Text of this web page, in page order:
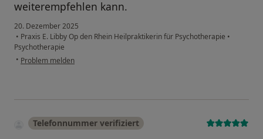
weiterempfehlen kann.
20. Dezember 2025
• Praxis E. Libby Op den Rhein Heilpraktikerin für Psychotherapie •
Psychotherapie
• Problem melden
Telefonnummer verifiziert